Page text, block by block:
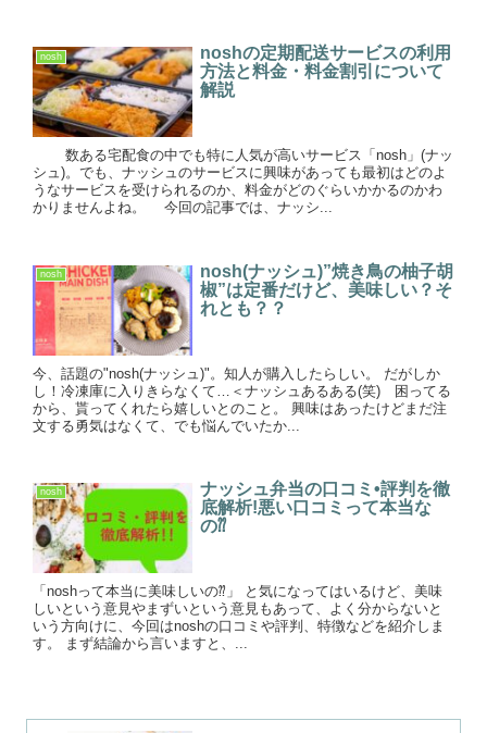
nosh
noshの定期配送サービスの利用
方法と料金・料金割引について
解説
数ある宅配食の中でも特に人気が高いサービス「nosh」(ナッ
シュ)。でも、ナッシュのサービスに興味があっても最初はどのよ
うなサービスを受けられるのか、料金がどのぐらいかかるのかわ
かりませんよね。 今回の記事では、ナッシ...
nosh
nosh(ナッシュ)”焼き鳥の柚子胡
椒”は定番だけど、美味しい？そ
れとも？？
今、話題の"nosh(ナッシュ)"。知人が購入したらしい。 だがしか
し！冷凍庫に入りきらなくて…＜ナッシュあるある(笑) 困ってる
から、貰ってくれたら嬉しいとのこと。 興味はあったけどまだ注
文する勇気はなくて、でも悩んでいたか...
nosh
ナッシュ弁当の口コミ•評判を徹
底解析!悪い口コミって本当な
の⁇
「noshって本当に美味しいの⁇」 と気になってはいるけど、美味
しいという意見やまずいという意見もあって、よく分からないと
いう方向けに、今回はnoshの口コミや評判、特徴などを紹介しま
す。 まず結論から言いますと、...